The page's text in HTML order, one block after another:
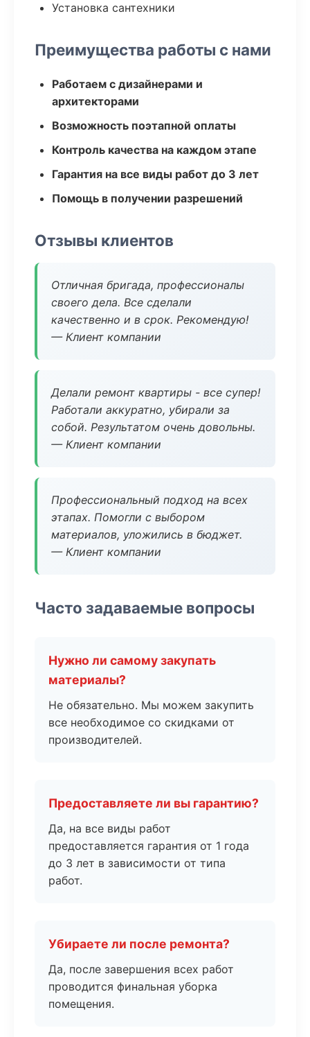
Установка сантехники
Преимущества работы с нами
Работаем с дизайнерами и
архитекторами
Возможность поэтапной оплаты
Контроль качества на каждом этапе
Гарантия на все виды работ до 3 лет
Помощь в получении разрешений
Отзывы клиентов
Отличная бригада, профессионалы
своего дела. Все сделали
качественно и в срок. Рекомендую!
— Клиент компании
Делали ремонт квартиры - все супер!
Работали аккуратно, убирали за
собой. Результатом очень довольны.
— Клиент компании
Профессиональный подход на всех
этапах. Помогли с выбором
материалов, уложились в бюджет.
— Клиент компании
Часто задаваемые вопросы
Нужно ли самому закупать
материалы?
Не обязательно. Мы можем закупить
все необходимое со скидками от
производителей.
Предоставляете ли вы гарантию?
Да, на все виды работ
предоставляется гарантия от 1 года
до 3 лет в зависимости от типа
работ.
Убираете ли после ремонта?
Да, после завершения всех работ
проводится финальная уборка
помещения.